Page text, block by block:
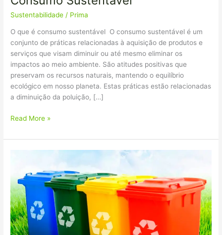
Sustentabilidade / Prima
O que é consumo sustentável O consumo sustentável é um
conjunto de práticas relacionadas à aquisição de produtos e
serviços que visam diminuir ou até mesmo eliminar os
impactos ao meio ambiente. São atitudes positivas que
preservam os recursos naturais, mantendo o equilíbrio
ecológico em nosso planeta. Estas práticas estão relacionadas
a diminuição da poluição, […]
Read More »